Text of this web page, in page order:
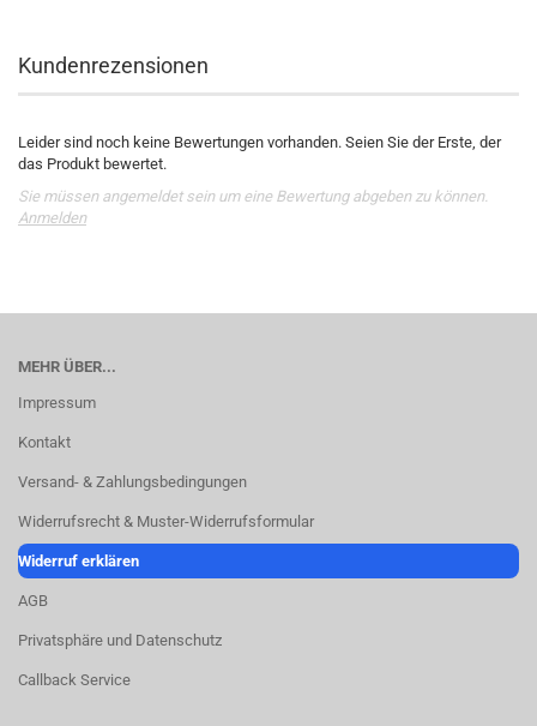
Kundenrezensionen
Leider sind noch keine Bewertungen vorhanden. Seien Sie der Erste, der
das Produkt bewertet.
Sie müssen angemeldet sein um eine Bewertung abgeben zu können.
Anmelden
MEHR ÜBER...
Impressum
Kontakt
Versand- & Zahlungsbedingungen
Widerrufsrecht & Muster-Widerrufsformular
Widerruf erklären
AGB
Privatsphäre und Datenschutz
Callback Service